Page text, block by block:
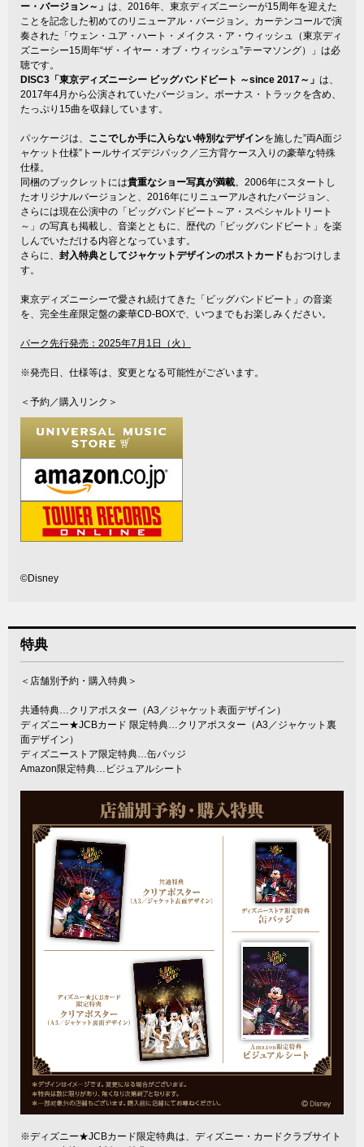
ー・バージョン～」 は、2016年、東京ディズニーシーが15周年を迎えた
ことを記念した初めてのリニューアル・バージョン。カーテンコールで演
奏された「ウェン・ユア・ハート・メイクス・ア・ウィッシュ（東京ディ
ズニーシー15周年“ザ・イヤー・オブ・ウィッシュ”テーマソング）」は必
聴です。
DISC3「東京ディズニーシー ビッグバンドビート ～since 2017～」 は、
2017年4月から公演されていたバージョン。ボーナス・トラックを含め、
たっぷり15曲を収録しています。
パッケージは、 ここでしか手に入らない特別なデザインを施した”両A面ジ
ャケット仕様”トールサイズデジパック／三方背ケース入りの豪華な特殊
仕様。
同梱のブックレットには貴重なショー写真が満載。2006年にスタートし
たオリジナルバージョンと、2016年にリニューアルされたバージョン、
さらには現在公演中の「ビッグバンドビート～ア・スペシャルトリート
～」の写真も掲載し、音楽とともに、歴代の「ビッグバンドビート」を楽
しんでいただける内容となっています。
さらに、 封入特典としてジャケットデザインのポストカード もおつけしま
す。
東京ディズニーシーで愛され続けてきた「ビッグバンドビート」の音楽
を、完全生産限定盤の豪華CD-BOXで、いつまでもお楽しみください。
パーク先行発売：2025年7月1日（火）
※発売日、仕様等は、変更となる可能性がございます。
＜予約／購入リンク＞
©Disney
特典
＜店舗別予約・購入特典＞
共通特典…クリアポスター（A3／ジャケット表面デザイン）
ディズニー★JCBカード 限定特典…クリアポスター（A3／ジャケット裏
面デザイン）
ディズニーストア限定特典…缶バッジ
Amazon限定特典…ビジュアルシート
※ディズニー★JCBカード限定特典は、ディズニー・カードクラブサイト